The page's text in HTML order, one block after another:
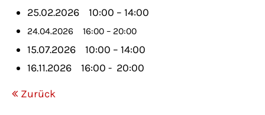
25.02.2026 10:00 – 14:00
24.04.2026 16:00 – 20:00
15.07.2026 10:00 – 14:00
16.11.2026 16:00 - 20:00
Zurück